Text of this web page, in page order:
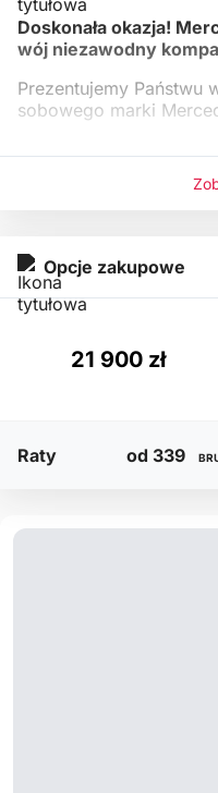
Doskonała okazja!
wój niezawodny
Prezentujemy Państwu
sobowego marki
Opcje zakupowe
21 900 zł
Raty od 339